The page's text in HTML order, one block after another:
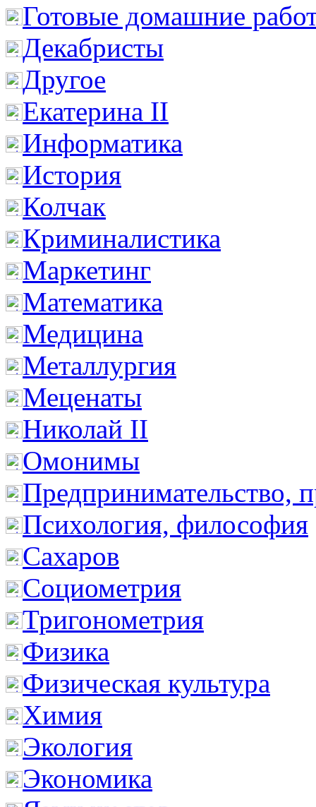
Готовые домашние
Декабристы
Другое
Екатерина II
Информатика
История
Колчак
Криминалистика
Маркетинг
Математика
Медицина
Металлургия
Меценаты
Николай II
Омонимы
Предпринимательство,
Психология, философия
Сахаров
Социометрия
Тригонометрия
Физика
Физическая культура
Химия
Экология
Экономика